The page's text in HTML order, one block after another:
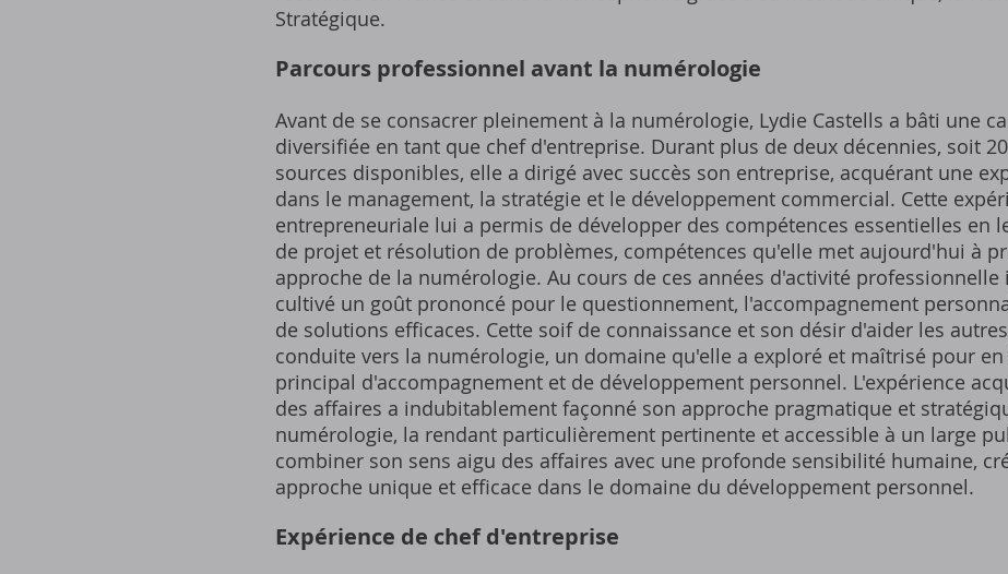
Stratégique.
Parcours professionnel avant la numérologie
Avant de se consacrer pleinement à la numérologie, Lydie Castells a bâti une
diversifiée en tant que chef d'entreprise. Durant plus de deux décennies, soit
sources disponibles, elle a dirigé avec succès son entreprise, acquérant une
dans le management, la stratégie et le développement commercial. Cette
entrepreneuriale lui a permis de développer des compétences essentielles en
de projet et résolution de problèmes, compétences qu'elle met aujourd'hui à
approche de la numérologie. Au cours de ces années d'activité professionnelle
cultivé un goût prononcé pour le questionnement, l'accompagnement
de solutions efficaces. Cette soif de connaissance et son désir d'aider les
conduite vers la numérologie, un domaine qu'elle a exploré et maîtrisé pour
principal d'accompagnement et de développement personnel. L'expérience
des affaires a indubitablement façonné son approche pragmatique et
numérologie, la rendant particulièrement pertinente et accessible à un large
combiner son sens aigu des affaires avec une profonde sensibilité humaine,
approche unique et efficace dans le domaine du développement personnel.
Expérience de chef d'entreprise